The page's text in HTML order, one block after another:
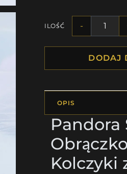
ILOŚĆ -
DODAJ
OPIS
Pandora
Kolczyki